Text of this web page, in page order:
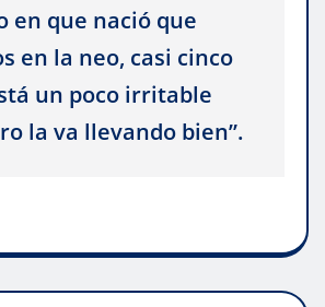
en que nació que
en la neo, casi cinco
un poco irritable
la va llevando bien”.